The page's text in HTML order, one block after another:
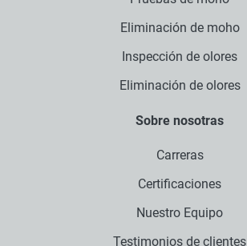
Eliminación de moho
Inspección de olores
Eliminación de olores
Sobre nosotras
Carreras
Certificaciones
Nuestro Equipo
Testimonios de clientes